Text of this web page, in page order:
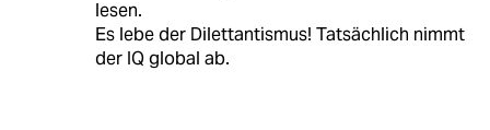
lesen.
Es lebe der Dilettantismus! Tatsächlich nimmt
der IQ global ab.